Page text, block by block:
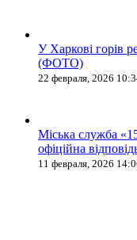
У Харкові горів
(ФОТО)
22 февраля, 2026
Міська служба
офіційна
11 февраля, 2026